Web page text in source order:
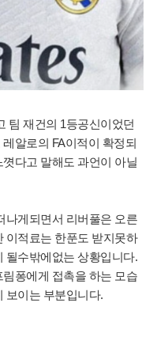
팀 재건의 1등공신이었던
알로의 FA이적이 확정되
다고 말해도 과언이 아닐
나게되면서 리버풀은 오른
이적료는 한푼도 받지못하
될수밖에없는 상황입니다.
퐁에게 접촉을 하는 모습
보이는 부분입니다.